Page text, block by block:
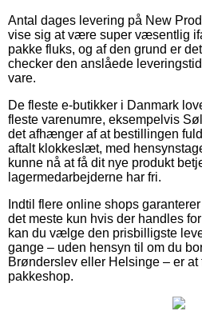
Antal dages levering på New
vise sig at være super væsentlig
pakke fluks, og af den grund er
checker den anslåede
vare.
De fleste e-butikker i Danmark
fleste varenumre, eksempelvis
det afhænger af at bestillingen
aftalt klokkeslæt, med
kunne nå at få dit nye produkt
lagermedarbejderne har fri.
Indtil flere online shops
det meste kun hvis der handles
kan du vælge den prisbilligste
gange – uden hensyn til om du
Brønderslev eller Helsinge – er
pakkeshop.